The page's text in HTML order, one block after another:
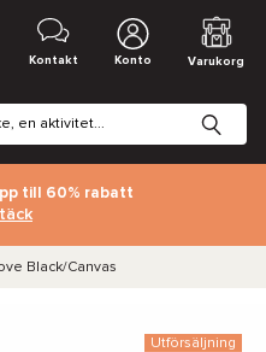
Kontakt Konto Varukorg
till 60% rabatt
Black/Canvas
Utförsäljning